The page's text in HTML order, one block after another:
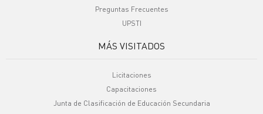
Preguntas Frecuentes
UPSTI
MÁS VISITADOS
Licitaciones
Capacitaciones
Junta de Clasificación de Educación Secundaria